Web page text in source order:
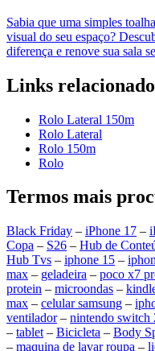
Sabia que uma simples
visual do seu espaço?
diferença e renove sua sala
Links
Rolo Lateral 150m
Rolo Lateral
Rolo 150m
Rolo
Termos mais
Black Friday – iPhone 17 –
Copa – S26 – Hub de
Hub Tvs – iphone 15 –
max – geladeira – poco x7
protein – microondas –
max – celular samsung –
ventilador– nintendo switch
– tablet – Bicicleta – Body
– maquina de lavar roupa –